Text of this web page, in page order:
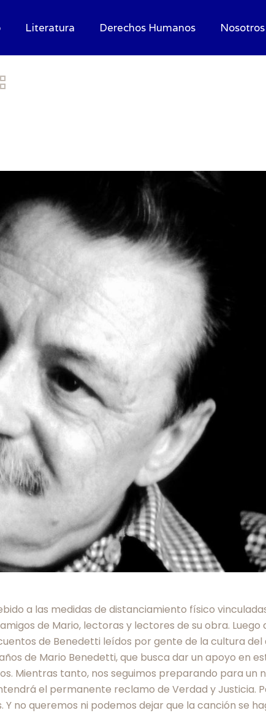
Literatura Derechos Humanos Nosotros
a las medidas de distanciamiento físico
de Mario, lectoras y lectores de su obra. Luego
de Benedetti leídos por gente de la cultura
de Mario Benedetti, que busca dar un apoyo en
Mientras tanto, nos seguimos preparando para un
el permanente reclamo de Verdad y Justicia.
no queremos ni podemos dejar que la canción se